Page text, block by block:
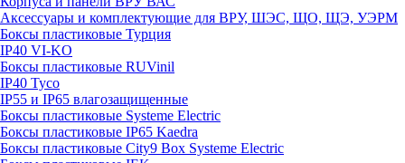
Аксессуары и комплектующие для ВРУ, ШЭС, ЩО, ЩЭ, УЭРМ
Боксы пластиковые Турция
IP40 VI-KO
Боксы пластиковые RUVinil
IP40 Тусо
IP55 и IP65 влагозащищенные
Боксы пластиковые Systeme Electric
Боксы пластиковые IP65 Kaedra
Боксы пластиковые City9 Box Systeme Electric